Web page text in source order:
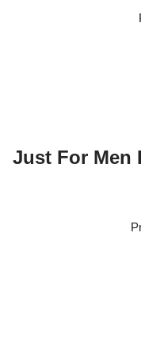
Just For Men